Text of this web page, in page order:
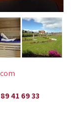
41 69 33